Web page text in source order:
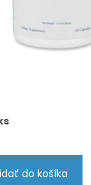
do košíka